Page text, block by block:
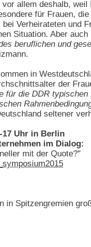
allem deshalb,
für Frauen,
Verheirateten und
Situation. Aber
beruflichen und
in
der
für die DDR
seltener
17 Uhr in Berlin
im Dialog:
mit der Quote?"
in Spitzengremien